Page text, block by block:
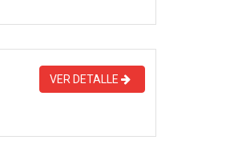
VER DETALLE